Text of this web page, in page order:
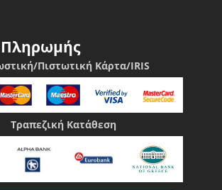
Πιστωτική Κάρτα/IRIS
Τραπεζική Κατάθεση